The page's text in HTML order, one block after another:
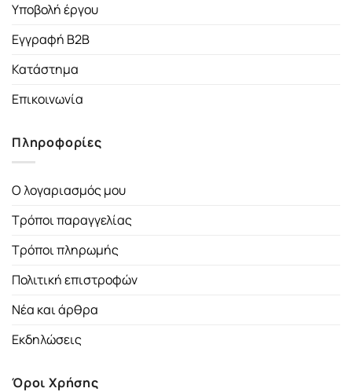
Υποβολή έργου
Εγγραφή B2B
Κατάστημα
Επικοινωνία
Πληροφορίες
Ο λογαριασμός μου
Τρόποι παραγγελίας
Τρόποι πληρωμής
Πολιτική επιστροφών
Νέα και άρθρα
Εκδηλώσεις
Όροι Χρήσης